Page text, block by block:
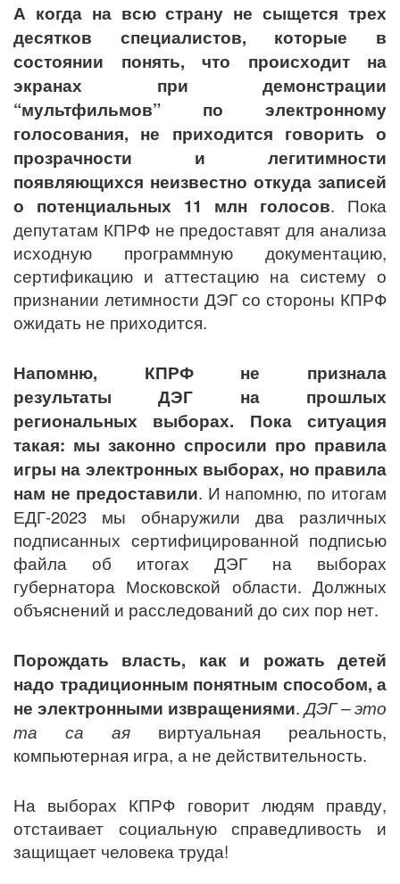
А когда на всю страну не сыщется трех
десятков специалистов, которые в
состоянии понять, что происходит на
экранах при демонстрации
“мультфильмов” по электронному
голосования, не приходится говорить о
прозрачности и легитимности
появляющихся неизвестно откуда записей
о потенциальных 11 млн голосов. Пока
депутатам КПРФ не предоставят для анализа
исходную программную документацию,
сертификацию и аттестацию на систему о
признании летимности ДЭГ со стороны КПРФ
ожидать не приходится.
Напомню, КПРФ не признала
результаты ДЭГ на прошлых
региональных выборах. Пока ситуация
такая: мы законно спросили про правила
игры на электронных выборах, но правила
нам не предоставили. И напомню, по итогам
ЕДГ-2023 мы обнаружили два различных
подписанных сертифицированной подписью
файла об итогах ДЭГ на выборах
губернатора Московской области. Должных
объяснений и расследований до сих пор нет.
Порождать власть, как и рожать детей
надо традиционным понятным способом, а
не электронными извращениями.ДЭГ – это
та са ая виртуальная реальность,
компьютерная игра, а не действительность.
На выборах КПРФ говорит людям правду,
отстаивает социальную справедливость и
защищает человека труда!